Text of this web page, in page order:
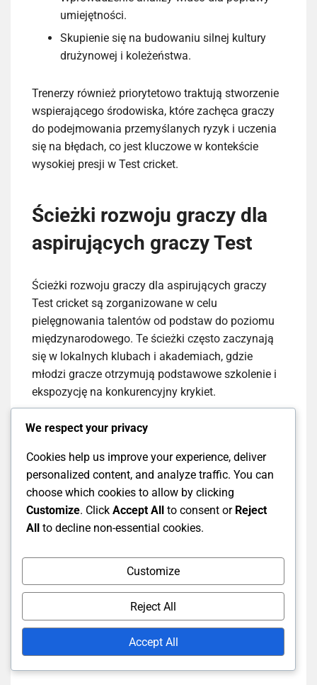
umiejętności.
Skupienie się na budowaniu silnej kultury
drużynowej i koleżeństwa.
Trenerzy również priorytetowo traktują stworzenie
wspierającego środowiska, które zachęca graczy
do podejmowania przemyślanych ryzyk i uczenia
się na błędach, co jest kluczowe w kontekście
wysokiej presji w Test cricket.
Ścieżki rozwoju graczy dla
aspirujących graczy Test
Ścieżki rozwoju graczy dla aspirujących graczy
Test cricket są zorganizowane w celu
pielęgnowania talentów od podstaw do poziomu
międzynarodowego. Te ścieżki często zaczynają
się w lokalnych klubach i akademiach, gdzie
młodzi gracze otrzymują podstawowe szkolenie i
ekspozycję na konkurencyjny krykiet.
W miarę postępów gracze zazwyczaj wchodzą do
jako pomost do selekcji krajowej. Ten postęp
często obejmuje udział w turniejach dla grup
wiekowych i krajowych zawodach, pozwalając
graczom zaprezentować swoje umiejętności na
większych platformach.
Systemy wsparcia, takie jak programy mentorskie i
dostęp do doświadczonych trenerów, są kluczowe
w tej fazie rozwoju. Aspirujący gracze są
zachęcani do korzystania z zasobów, takich jak
samouczki online, warsztaty i obozy treningowe,
We respect your privacy
Cookies help us improve your experience, deliver
personalized content, and analyze traffic. You can
choose which cookies to allow by clicking
Customize. Click Accept All to consent or Reject
All to decline non-essential cookies.
Customize
Reject All
Accept All